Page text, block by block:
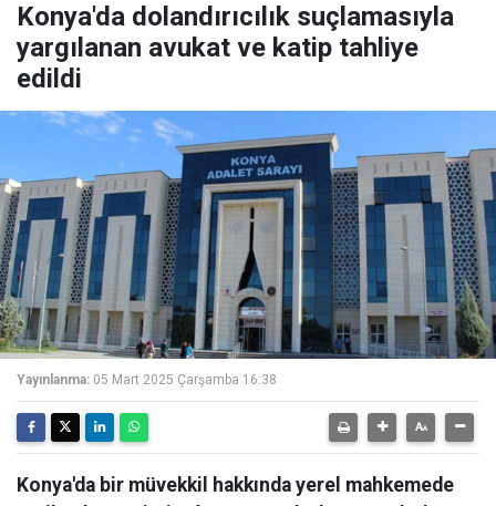
Konya'da dolandırıcılık suçlamasıyla
yargılanan avukat ve katip tahliye
edildi
Yayınlanma: 05 Mart 2025 Çarşamba 16:38
Konya'da bir müvekkil hakkında yerel mahkemede